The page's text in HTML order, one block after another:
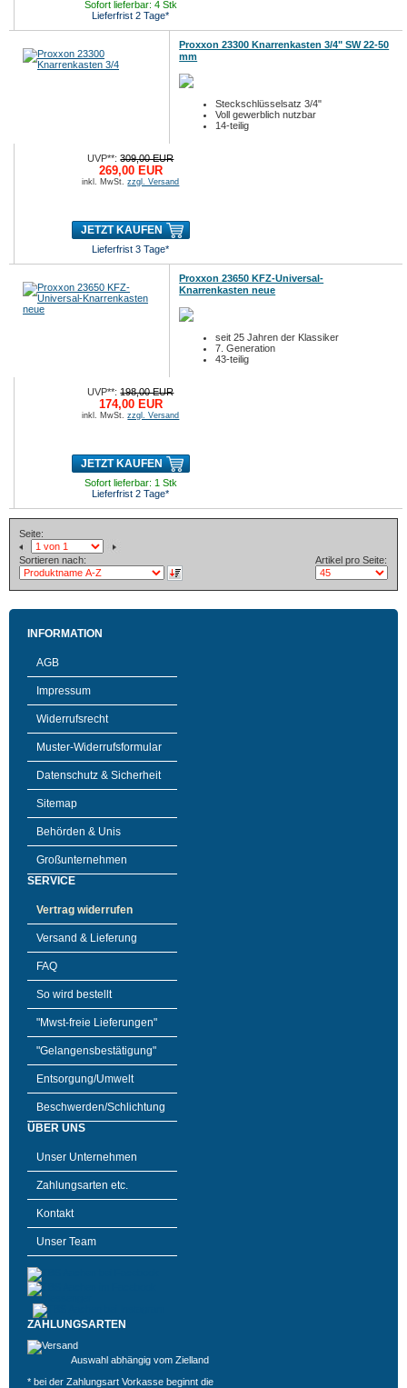
Sofort lieferbar: 4 Stk
Lieferfrist 2 Tage*
Proxxon 23300 Knarrenkasten 3/4" SW 22-50
mm
Steckschlüsselsatz 3/4"
Voll gewerblich nutzbar
14-teilig
UVP**:309,00 EUR
269,00 EUR
inkl. MwSt.zzgl. Versand
JETZT KAUFEN
Lieferfrist 3 Tage*
Proxxon 23650 KFZ-Universal-
Knarrenkasten neue
seit 25 Jahren der Klassiker
7. Generation
43-teilig
UVP**:198,00 EUR
174,00 EUR
inkl. MwSt.zzgl. Versand
JETZT KAUFEN
Sofort lieferbar: 1 Stk
Lieferfrist 2 Tage*
Seite:
Sortieren nach: Artikel pro Seite:
INFORMATION
AGB
Impressum
Widerrufsrecht
Muster-Widerrufsformular
Datenschutz & Sicherheit
Sitemap
Behörden & Unis
Großunternehmen
SERVICE
Vertrag widerrufen
Versand & Lieferung
FAQ
So wird bestellt
"Mwst-freie Lieferungen"
"Gelangensbestätigung"
Entsorgung/Umwelt
Beschwerden/Schlichtung
ÜBER UNS
Unser Unternehmen
Zahlungsarten etc.
Kontakt
Unser Team
ZAHLUNGSARTEN
Auswahl abhängig vom Zielland
* bei der Zahlungsart Vorkasse beginnt die